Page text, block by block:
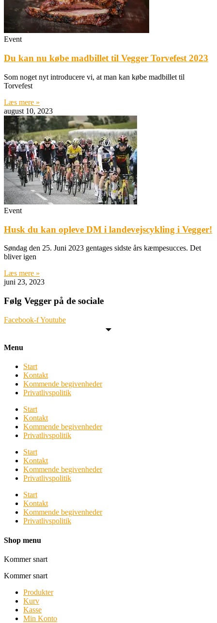
Event
Du kan nu købe madbillet til Vegger Torvefest 2023
Som noget nyt introducere vi, at man kan købe madbillet til
Torvefest
Læs mere »
august 10, 2023
Event
Husk du kan opleve DM i landevejscykling i Vegger!
Søndag den 25. Juni 2023 gentages sidste års kæmpesucces. Det
bliver igen
Læs mere »
juni 23, 2023
Følg Vegger på de sociale
Facebook-fYoutube
Menu
Start
Kontakt
Kommende begivenheder
Privatlivspolitik
Start
Kontakt
Kommende begivenheder
Privatlivspolitik
Start
Kontakt
Kommende begivenheder
Privatlivspolitik
Start
Kontakt
Kommende begivenheder
Privatlivspolitik
Shop menu
Kommer snart
Kommer snart
Produkter
Kurv
Kasse
Min Konto